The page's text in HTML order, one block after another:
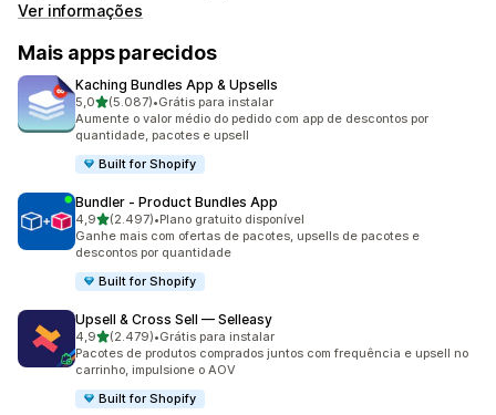
Ver informações
Mais apps parecidos
Kaching Bundles App & Upsells
5,0de 5 estrelas
(5.087)
5087 avaliações ao todo
•Grátis para instalar
Aumente o valor médio do pedido com app de descontos por
quantidade, pacotes e upsell
Built for Shopify
Bundler ‑ Product Bundles App
4,9de 5 estrelas
(2.497)
2497 avaliações ao todo
•Plano gratuito disponível
Ganhe mais com ofertas de pacotes, upsells de pacotes e
descontos por quantidade
Built for Shopify
Upsell & Cross Sell — Selleasy
4,9de 5 estrelas
(2.479)
2479 avaliações ao todo
•Grátis para instalar
Pacotes de produtos comprados juntos com frequência e upsell no
carrinho, impulsione o AOV
Built for Shopify